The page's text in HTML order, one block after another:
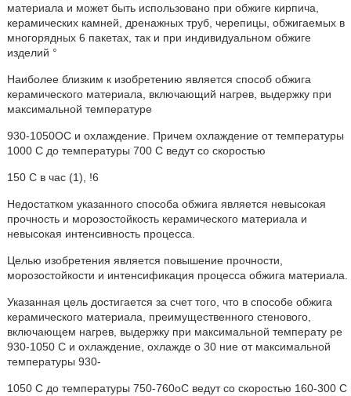
материала и может быть использовано при обжиге кирпича,
керамических камней, дренажных труб, черепицы, обжигаемых в
многорядных 6 пакетах, так и при индивидуальном обжиге
изделий °
Наиболее близким к изобретению является способ обжига
керамического материала, включающий нагрев, выдержку при
максимальной температуре
930-1050ОС и охлаждение. Причем охлаждение от температуры
1000 С до температуры 700 С ведут со скоростью
150 С в час (1), !6
Недостатком указанного способа обжига является невысокая
прочность и морозостойкость керамического материала и
невысокая интенсивность процесса.
Целью изобретения является повышение прочности,
морозостойкости и интенсификация процесса обжига материала.
Указанная цель достигается за счет того, что в способе обжига
керамического материала, преимущественного стенового,
включающем нагрев, выдержку при максимальной температу ре
930-1050 С и охлаждение, охлажде о 30 ние от максимальной
температуры 930-
1050 С до температуры 750-760оС ведут со скоростью 160-300 С